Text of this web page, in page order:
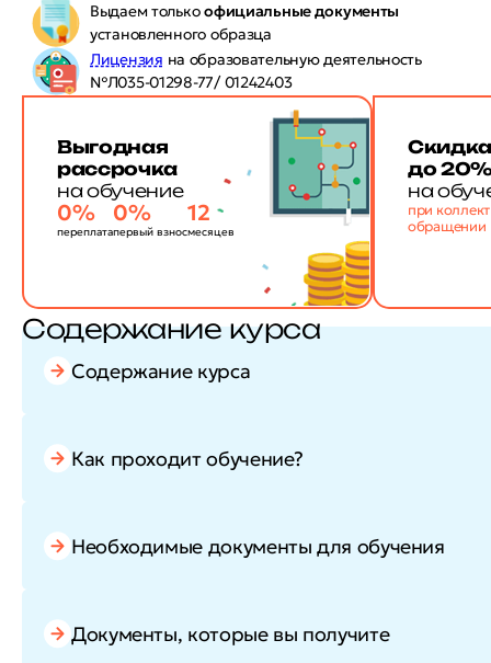
Выдаем толькоофициальные документы
установленного образца
Лицензия на образовательную деятельность
№Л035-01298-77/ 01242403
Выгодная
рассрочка
на обучение
0%
переплата
0%
первый взнос
12
месяцев
до
на
при
обращении
Содержание курса
Содержание курса
Как проходит обучение?
Необходимые документы для обучения
Документы, которые вы получите